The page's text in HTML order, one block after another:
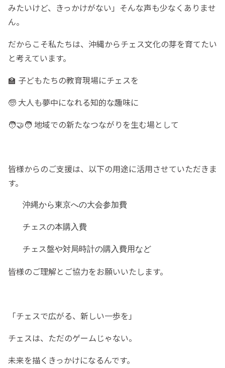
みたいけど、きっかけがない」そんな声も少なくありませ
ん。
だからこそ私たちは、沖縄からチェス文化の芽を育てたい
と考えています。
🏫 子どもたちの教育現場にチェスを
🧓 大人も夢中になれる知的な趣味に
🧑‍🤝‍🧑 地域での新たなつながりを生む場として
皆様からのご支援は、以下の用途に活用させていただきま
す。
沖縄から東京への大会参加費
チェスの本購入費
チェス盤や対局時計の購入費用など
皆様のご理解とご協力をお願いいたします。
「チェスで広がる、新しい一歩を」
チェスは、ただのゲームじゃない。
未来を描くきっかけになるんです。